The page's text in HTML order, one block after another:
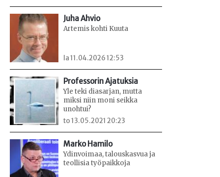
Juha Ahvio
Artemis kohti Kuuta
la 11.04.2026 12:53
Professorin Ajatuksia
Yle teki diasarjan, mutta
miksi niin moni seikka
unohtui?
to 13.05.2021 20:23
Marko Hamilo
Ydinvoimaa, talouskasvua ja
teollisia työpaikkoja